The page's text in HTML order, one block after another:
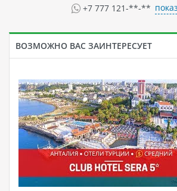
+7 777 121-**-**
ВОЗМОЖНО ВАС ЗАИНТЕРЕСУЕТ